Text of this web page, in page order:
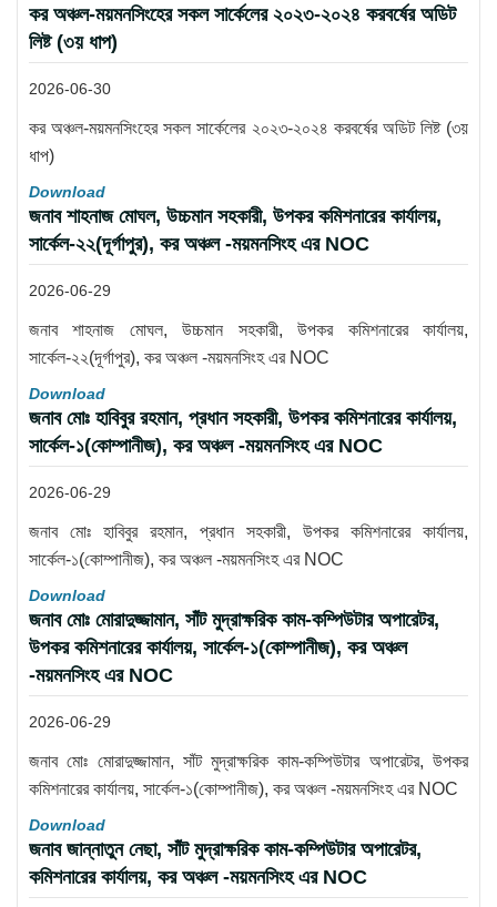
কর অঞ্চল-ময়মনসিংহের সকল সার্কেলের ২০২৩-২০২৪ করবর্ষের অডিট
লিষ্ট (৩য় ধাপ)
2026-06-30
কর অঞ্চল-ময়মনসিংহের সকল সার্কেলের ২০২৩-২০২৪ করবর্ষের অডিট লিষ্ট (৩য়
ধাপ)
Download
জনাব শাহনাজ মোঘল, উচ্চমান সহকারী, উপকর কমিশনারের কার্যালয়,
সার্কেল-২২(দূর্গাপুর), কর অঞ্চল -ময়মনসিংহ এর NOC
2026-06-29
জনাব শাহনাজ মোঘল, উচ্চমান সহকারী, উপকর কমিশনারের কার্যালয়,
সার্কেল-২২(দূর্গাপুর), কর অঞ্চল -ময়মনসিংহ এর NOC
Download
জনাব মোঃ হাবিবুর রহমান, প্রধান সহকারী, উপকর কমিশনারের কার্যালয়,
সার্কেল-১(কোম্পানীজ), কর অঞ্চল -ময়মনসিংহ এর NOC
2026-06-29
জনাব মোঃ হাবিবুর রহমান, প্রধান সহকারী, উপকর কমিশনারের কার্যালয়,
সার্কেল-১(কোম্পানীজ), কর অঞ্চল -ময়মনসিংহ এর NOC
Download
জনাব মোঃ মোরাদুজ্জামান, সাঁট মুদ্রাক্ষরিক কাম-কম্পিউটার অপারেটর,
উপকর কমিশনারের কার্যালয়, সার্কেল-১(কোম্পানীজ), কর অঞ্চল
-ময়মনসিংহ এর NOC
2026-06-29
জনাব মোঃ মোরাদুজ্জামান, সাঁট মুদ্রাক্ষরিক কাম-কম্পিউটার অপারেটর, উপকর
কমিশনারের কার্যালয়, সার্কেল-১(কোম্পানীজ), কর অঞ্চল -ময়মনসিংহ এর NOC
Download
জনাব জান্নাতুন নেছা, সাঁট মুদ্রাক্ষরিক কাম-কম্পিউটার অপারেটর,
কমিশনারের কার্যালয়, কর অঞ্চল -ময়মনসিংহ এর NOC